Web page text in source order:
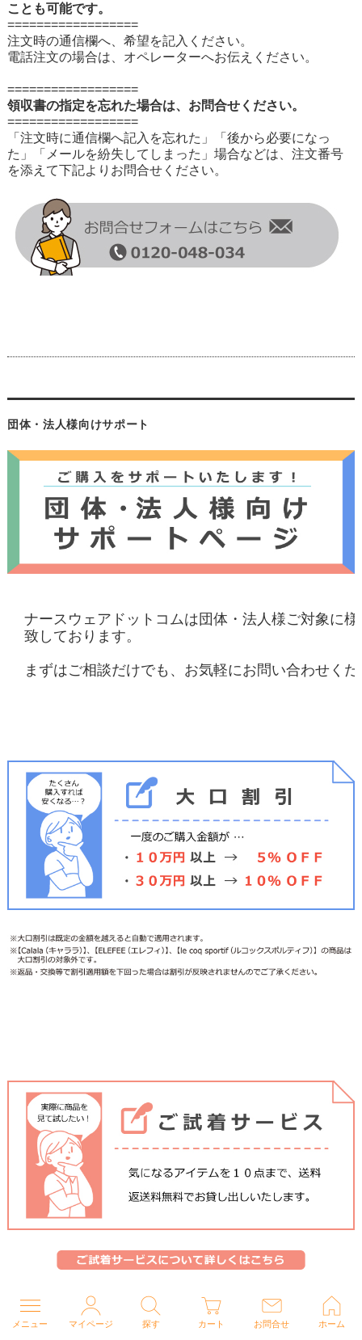
メニュー マイページ 探す カート お問合せ ホーム
ことも可能です。
==================
注文時の通信欄へ、希望を記入ください。
電話注文の場合は、オペレーターへお伝えください。
==================
領収書の指定を忘れた場合は、お問合せください。
==================
「注文時に通信欄へ記入を忘れた」「後から必要になっ
た」「メールを紛失してしまった」場合などは、注文番号
を添えて下記よりお問合せください。
団体・法人様向けサポート
ナースウェアドットコムは団体・法人様ご対象に
致しております。
まずはご相談だけでも、お気軽にお問い合わせく